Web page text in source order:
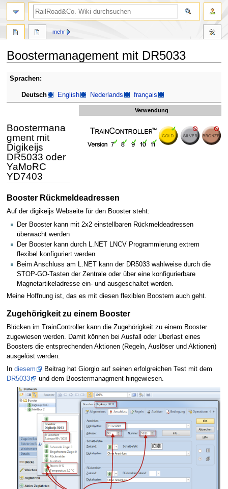
Boostermanagement mit DR5033
Zur
springen
Zur
springen
Sprachen:
Deutsch English Nederlands français
Verwendung
Boostermana
gment mit
Digikeijs
DR5033 oder
YaMoRC
YD7403
Booster Rückmeldeadressen
Auf der digikeijs Webseite für den Booster steht:
Der Booster kann mit 2x2 einstellbaren Rückmeldeadressen
überwacht werden
Der Booster kann durch L.NET LNCV Programmierung extrem
flexibel konfiguriert werden
Beim Anschluss am L.NET kann der DR5033 wahlweise durch die
STOP-GO-Tasten der Zentrale oder über eine konfigurierbare
Magnetartikeladresse ein- und ausgeschaltet werden.
Meine Hoffnung ist, das es mit diesen flexiblen Boostern auch geht.
Zugehörigkeit zu einem Booster
Blöcken im TrainController kann die Zugehörigkeit zu einem Booster
zugewiesen werden. Damit können bei Ausfall oder Überlast eines
Boosters die entsprechenden Aktionen (Regeln, Auslöser und Aktionen)
ausgelöst werden.
In diesem
Beitrag hat Giorgio auf seinen erfolgreichen Test mit dem
DR5033
und dem Boostermanagment hingewiesen.
mehr
Suche